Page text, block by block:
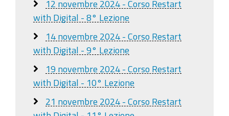
12 novembre 2024 - Corso Restart
with Digital - 8° Lezione
14 novembre 2024 - Corso Restart
with Digital - 9° Lezione
19 novembre 2024 - Corso Restart
with Digital - 10° Lezione
21 novembre 2024 - Corso Restart